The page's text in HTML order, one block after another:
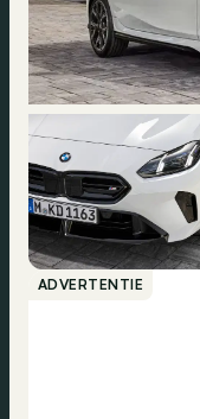
ADVERTENTIE